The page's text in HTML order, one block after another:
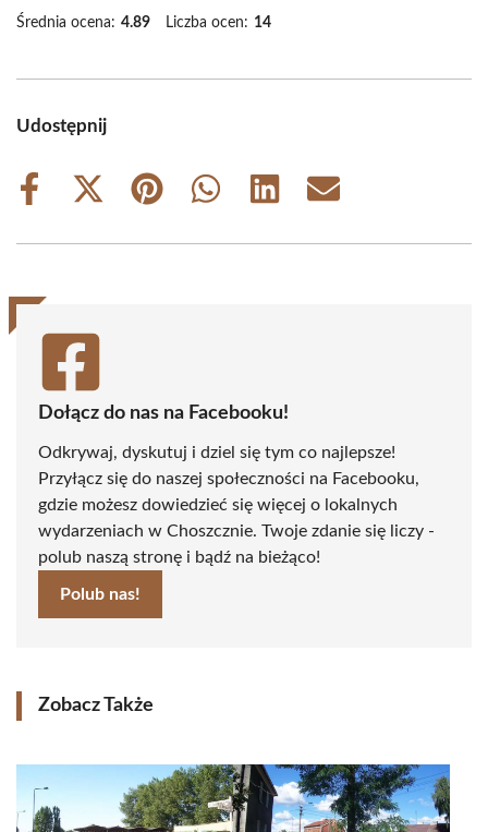
Średnia ocena: 4.89 Liczba ocen: 14
Udostępnij
Share
Share
(Twitter)
Share
Share
Share
Share
Dołącz do nas na Facebooku!
Odkrywaj, dyskutuj i dziel się tym co najlepsze!
Przyłącz się do naszej społeczności na Facebooku,
gdzie możesz dowiedzieć się więcej o lokalnych
wydarzeniach w Choszcznie. Twoje zdanie się liczy -
polub naszą stronę i bądź na bieżąco!
Polub nas!
Zobacz Także